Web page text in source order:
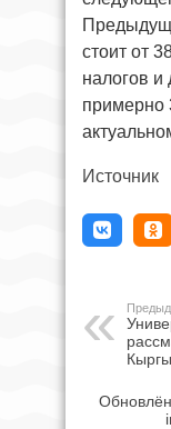
стоит от
налогов и
примерно
Источник